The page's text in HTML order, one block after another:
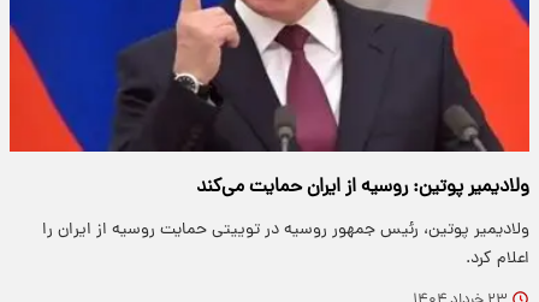
ولادیمیر پوتین: روسیه از ایران حمایت می‌کند
ولادیمیر پوتین، رئیس جمهور روسیه در توییتی حمایت روسیه از ایران را
اعلام کرد.